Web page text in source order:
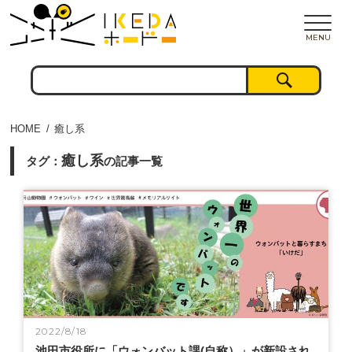
MENU
HOME 癒し系
タグ： 癒し系の記事一覧
2022/8/18